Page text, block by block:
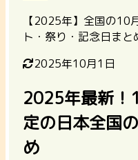
【2025年】全国の10
ト・祭り・記念日まと
2025年10月1日
2025年最新！
定の日本全国
め